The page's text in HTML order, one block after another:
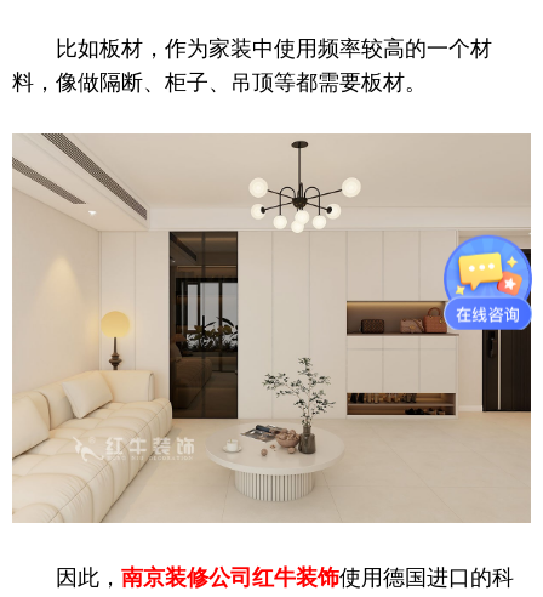
比如板材，作为家装中使用频率较高的一个材
料，像做隔断、柜子、吊顶等都需要板材。
因此， 南京装修公司红牛装饰使用德国进口的科